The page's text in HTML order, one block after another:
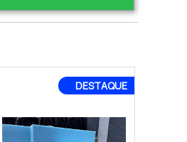
DESTAQUE